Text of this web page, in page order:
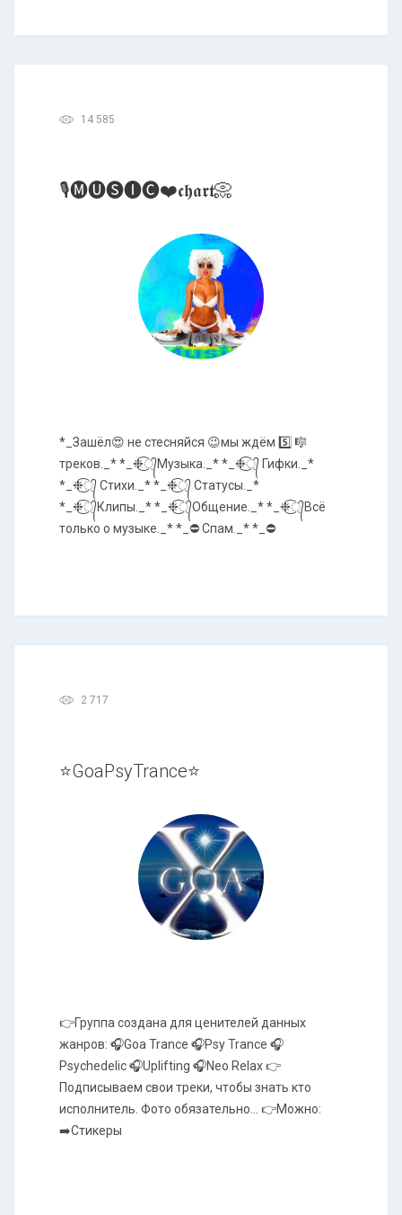
14 585
🎙️🅜︎🅤︎🅢︎🅘︎🅒︎❤️𝖈𝖍𝖆𝖗𝖙📀
*_Зашёл😍 не стесняйся 😉мы ждём 5️⃣ 🎼
треков._* *_❉্᭄͜͡Музыка._* *_❉্᭄͜͡ Гифки._*
*_❉্᭄͜͡ Стихи._* *_❉্᭄͜͡ Статусы._*
*_❉্᭄͜͡Клипы._* *_❉্᭄͜͡Общение._* *_❉্᭄͜͡Всё
только о музыке._* *_⛔ Спам._* *_⛔
2 717
⭐GoaPsyTrance⭐
👉Группа создана для ценителей данных
жанров: 🎧Goa Trance 🎧Psy Trance 🎧
Psychedelic 🎧Uplifting 🎧Neo Relax 👉
Подписываем свои треки, чтобы знать кто
исполнитель. Фото обязательно... 👉Можно:
➡️Стикеры